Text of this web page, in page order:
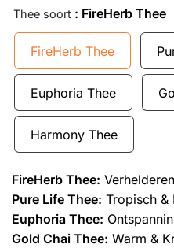
Thee soort : FireHerb Thee
FireHerb Thee
Euphoria Thee
Harmony Thee
FireHerb Thee:
Pure Life Thee: Tropisch &
Euphoria Thee:
Gold Chai Thee: Warm &